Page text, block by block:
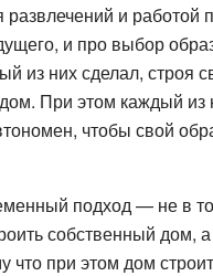
и работой
и про выбор
из них сделал, строя
При этом каждый из
чтобы свой
подход — не в
собственный дом,
что при этом дом